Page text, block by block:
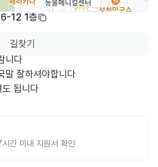
12 1층
길찾기
니다
말 잘하셔야합니다
됩니다
시간 이내 지원서 확인